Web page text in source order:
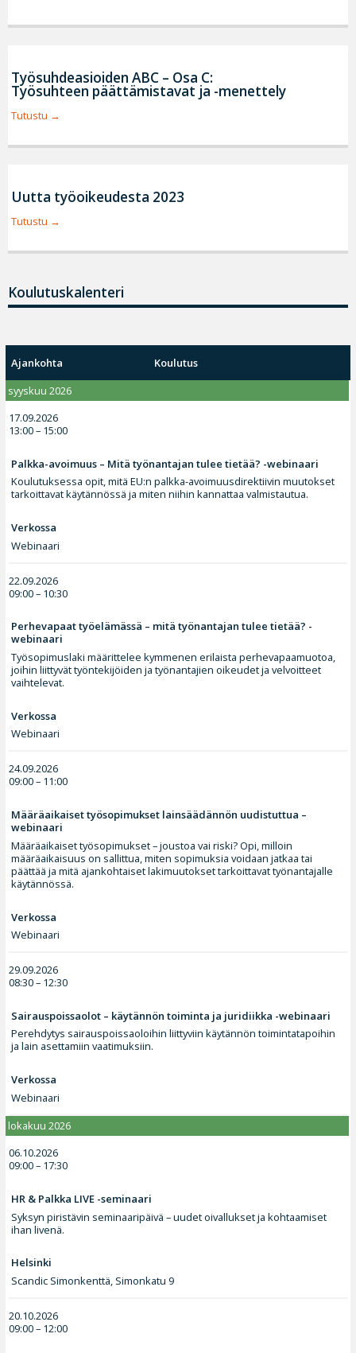
Työsuhdeasioiden ABC – Osa C:
Työsuhteen päättämistavat ja -menettely
Tutustu
Uutta työoikeudesta 2023
Tutustu
Koulutuskalenteri
Ajankohta
Koulutus
syyskuu 2026
17.09.2026
13:00 – 15:00
Palkka-avoimuus – Mitä työnantajan tulee tietää? -webinaari
Koulutuksessa opit, mitä EU:n palkka-avoimuusdirektiivin muutokset
tarkoittavat käytännössä ja miten niihin kannattaa valmistautua.
Verkossa
Webinaari
22.09.2026
09:00 – 10:30
Perhevapaat työelämässä – mitä työnantajan tulee tietää? -
webinaari
Työsopimuslaki määrittelee kymmenen erilaista perhevapaamuotoa,
joihin liittyvät työntekijöiden ja työnantajien oikeudet ja velvoitteet
vaihtelevat.
Verkossa
Webinaari
24.09.2026
09:00 – 11:00
Määräaikaiset työsopimukset lainsäädännön uudistuttua –
webinaari
Määräaikaiset työsopimukset – joustoa vai riski? Opi, milloin
määräaikaisuus on sallittua, miten sopimuksia voidaan jatkaa tai
päättää ja mitä ajankohtaiset lakimuutokset tarkoittavat työnantajalle
käytännössä.
Verkossa
Webinaari
29.09.2026
08:30 – 12:30
Sairauspoissaolot – käytännön toiminta ja juridiikka -webinaari
Perehdytys sairauspoissaoloihin liittyviin käytännön toimintatapoihin
ja lain asettamiin vaatimuksiin.
Verkossa
Webinaari
lokakuu 2026
06.10.2026
09:00 – 17:30
HR & Palkka LIVE -seminaari
Syksyn piristävin seminaaripäivä – uudet oivallukset ja kohtaamiset
ihan livenä.
Helsinki
Scandic Simonkenttä, Simonkatu 9
20.10.2026
09:00 – 12:00